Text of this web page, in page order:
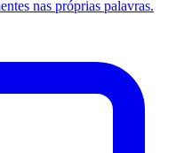
nas próprias palavras.